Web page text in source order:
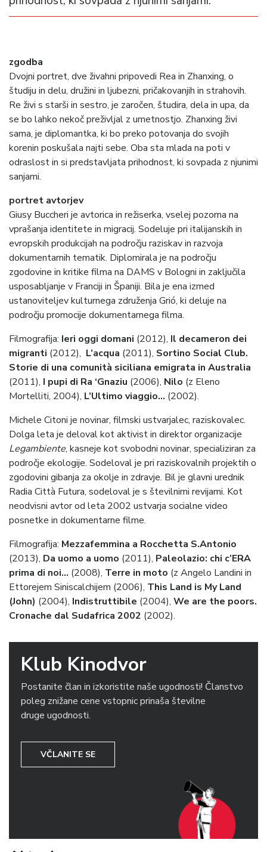
zgodba
Dvojni portret, dve živahni pripovedi Rea in Zhanxing, o
študiju in delu, družini in ljubezni, pričakovanjih in strahovih.
Re živi s starši in sestro, je zaročen, študira, dela in upa, da
se bo lahko nekoč preživljal z umetnostjo. Zhanxing živi
sama, je diplomantka, ki bo preko potovanja do svojih
korenin poskušala najti sebe. Oba sta mlada na poti v
odraslost in si predstavljata prihodnost, ki sovpada z njunimi
sanjami.
portret avtorjev
Giusy Buccheri je avtorica in režiserka, vselej pozorna na
vprašanja identitete in migracij. Sodeluje pri italijanskih in
evropskih produkcijah na področju raziskav in razvoja
dokumentarnih tematik. Diplomirala je na področju
zgodovine in kritike filma na DAMS v Bologni in zaključila
usposabljanje v Franciji in Španiji. Bila je ena izmed
ustanoviteljev kulturnega združenja Grió, ki deluje na
področju promocije dokumentarnega filma.
Filmografija: Ieri oggi domani (2012), Il decameron dei
migranti (2012), L’acqua (2011), Sortino Social Club.
Storie di una comunità siciliana emigrata in Australia
(2011), I pupi di Ra ‘Gnaziu (2006), Nilo (z Eleno
Mortelliti, 2004), L’Ultimo viaggio… (2002).
Michele Citoni je novinar, filmski ustvarjalec, raziskovalec.
Dolga leta je deloval kot aktivist in direktor organizacije
Legambiente, kasneje kot svobodni novinar, specializiran za
področje ekologije. Sodeloval je pri raziskovalnih projektih o
zgodovini gibanja za okolje in zdravje. Bil je glavni urednik
Radia Città Futura, sodeloval je s številnimi revijami. Kot
neodvisni avtor od leta 2002 ustvarja socialne video
posnetke in dokumentarne filme.
Filmografija: Mezzafemmina a Rocchetta S.Antonio
(2013), Da uomo a uomo (2011), Paleolazio: chi c’ERA
prima di noi… (2008), Terre in moto (z Angelo Landini in
Ettorejem Siniscalchijem (2006), This Land is My Land
(John) (2004), Indistruttibile (2004), We are the poors.
Cronache dal Sudafrica 2002 (2002).
Klub Kinodvor
Postanite član in izkoristite naše ugodnosti! Članstvo
poleg znižane cene vstopnic prinaša številne
druge ugodnosti.
VČLANITE SE